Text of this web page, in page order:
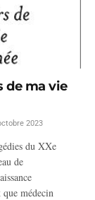
de ma vie
2023
du XXe
de
médecin